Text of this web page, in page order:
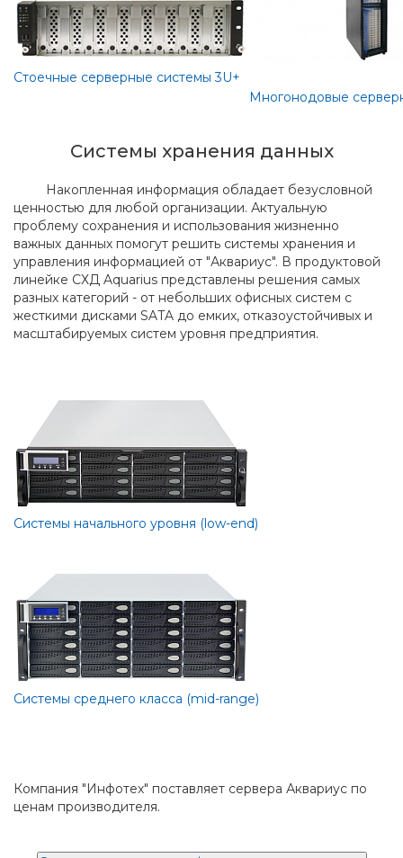
Стоечные серверные системы 3U+
Многонодовые
Системы хранения данных
Накопленная информация обладает безусловной
ценностью для любой организации. Актуальную
проблему сохранения и использования жизненно
важных данных помогут решить системы хранения и
управления информацией от "Аквариус". В продуктовой
линейке СХД Aquarius представлены решения самых
разных категорий - от небольших офисных систем с
жесткими дисками SATA до емких, отказоустойчивых и
масштабируемых систем уровня предприятия.
Системы начального уровня (low-end)
Системы среднего класса (mid-range)
Компания "Инфотех" поставляет сервера Аквариус по
ценам производителя.